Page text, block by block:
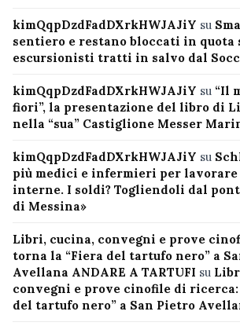
kimQqpDzdFadDXrkHWJAJiY su
sentiero e restano bloccati in quota
escursionisti tratti in salvo dal
kimQqpDzdFadDXrkHWJAJiY su “Il
fiori”, la presentazione del libro di
nella “sua” Castiglione Messer
kimQqpDzdFadDXrkHWJAJiY su
più medici e infermieri per lavorare
interne. I soldi? Togliendoli dal
di Messina»
Libri, cucina, convegni e prove
torna la “Fiera del tartufo nero” a
Avellana ANDARE A TARTUFI su
convegni e prove cinofile di
del tartufo nero” a San Pietro